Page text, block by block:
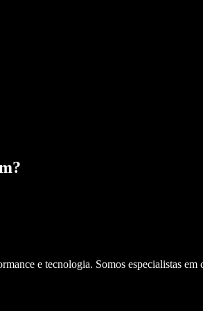
?
e tecnologia. Somos especialistas em